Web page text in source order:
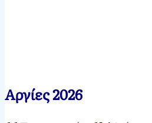
Αργίες 2026